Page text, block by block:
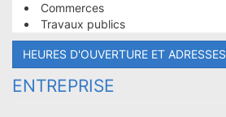
Commerces
Travaux publics
HEURES D'OUVERTURE ET ADRESSES
ENTREPRISE